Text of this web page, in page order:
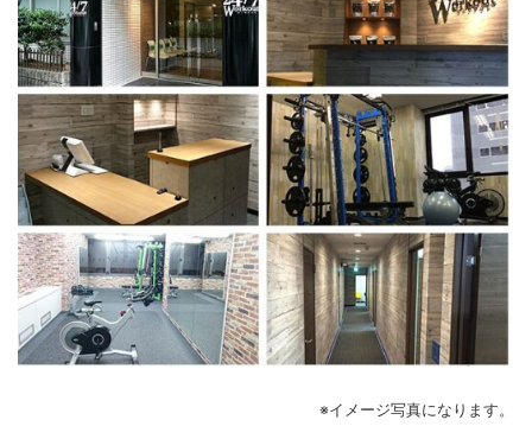
※イメージ写真になります。